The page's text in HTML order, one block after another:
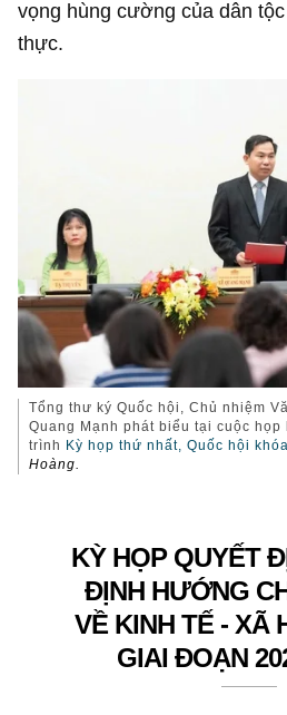
vọng hùng cường của dân
thực.
Tổng thư ký Quốc hội, Chủ nhiệm
Quang Mạnh phát biểu tại cuộc
trình Kỳ họp thứ nhất, Quốc hội
Hoàng.
KỲ HỌP QUYẾT
ĐỊNH HƯỚNG
VỀ KINH TẾ - XÃ
GIAI ĐOẠN